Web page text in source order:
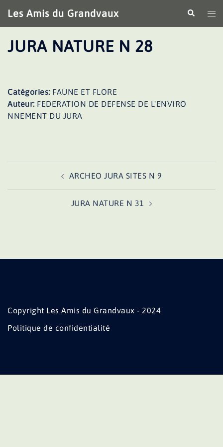
au
contenu
Les Amis du Grandvaux
le
JURA NATURE N 28
Catégories: FAUNE ET FLORE
Auteur: FEDERATION DE DEFENSE DE L'ENVIRO
NNEMENT DU JURA
ARCHEO JURA SITES N 9
JURA NATURE N 31
Copyright Les Amis du Grandvaux - 2024
Politique de confidentialité